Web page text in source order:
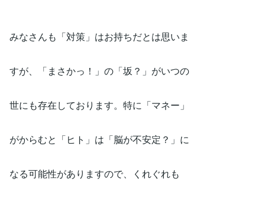
みなさんも「対策」はお持ちだとは思いま
すが、「まさかっ！」の「坂？」がいつの
世にも存在しております。特に「マネー」
がからむと「ヒト」は「脳が不安定？」に
なる可能性がありますので、くれぐれも